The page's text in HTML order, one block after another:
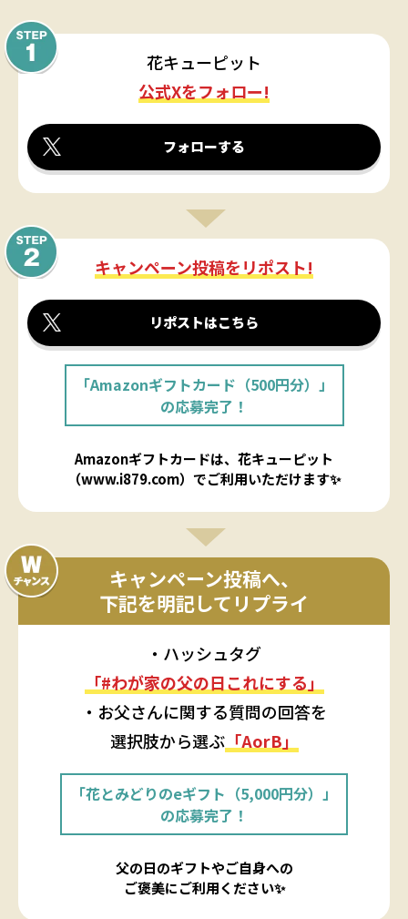
花キューピット
公式Xをフォロー!
フォローする
キャンペーン投稿をリポスト!
リポストはこちら
「Amazonギフトカード（500円分）」
の応募完了！
Amazonギフトカードは、花キューピット
（www.i879.com）でご利用いただけます✨
キャンペーン投稿へ、
下記を明記してリプライ
・ハッシュタグ
「#わが家の父の日これにする」
・お父さんに関する質問の回答を
選択肢から選ぶ「AorB」
「花とみどりのeギフト（5,000円分）」
の応募完了！
父の日のギフトやご自身への
ご褒美にご利用ください✨